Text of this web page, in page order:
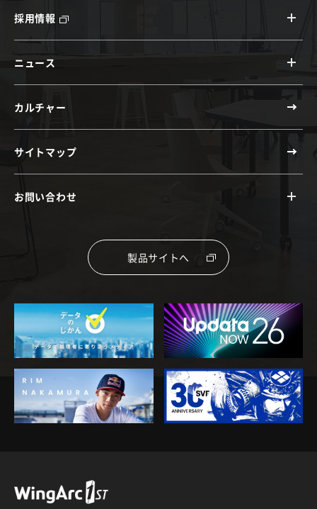
採用情報
ニュース
カルチャー
サイトマップ
お問い合わせ
製品サイトへ